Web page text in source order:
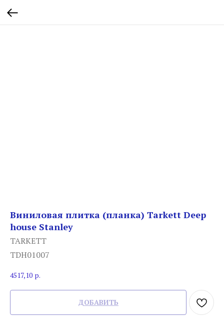
Виниловая плитка (планка) Tarkett Deep
house Stanley
TARKETT
TDH01007
4517,10 р.
ДОБАВИТЬ